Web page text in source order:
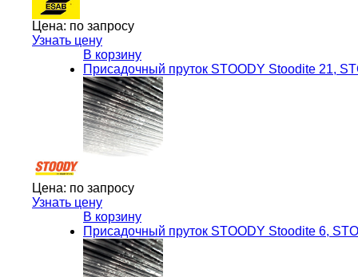
Цена: по запросу
Узнать цену
В корзину
Присадочный пруток STOODY Stoodite 21,
Цена: по запросу
Узнать цену
В корзину
Присадочный пруток STOODY Stoodite 6,